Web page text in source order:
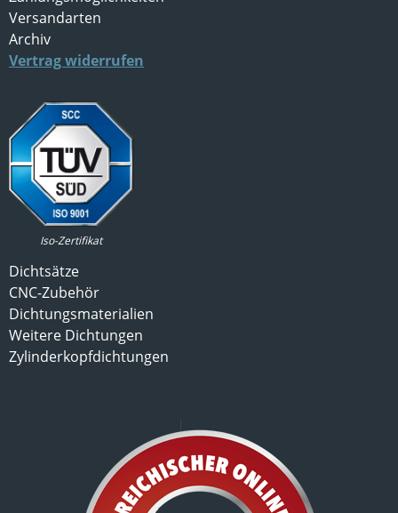
Versandarten
Archiv
Vertrag widerrufen
Iso-Zertifikat
Dichtsätze
CNC-Zubehör
Dichtungsmaterialien
Weitere Dichtungen
Zylinderkopfdichtungen